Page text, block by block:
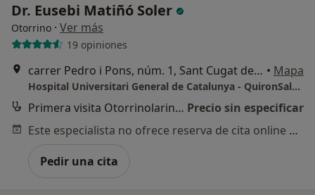
Dr. Eusebi Matiñó Soler
Otorrino · Ver más
19 opiniones
carrer Pedro i Pons, núm. 1, Sant Cugat del Vallès • Mapa
Hospital Universitari General de Catalunya - QuironSalud
Primera visita Otorrinolaringología Precio sin especificar
Este especialista no ofrece reserva de cita online en esta dirección.
Pedir una cita